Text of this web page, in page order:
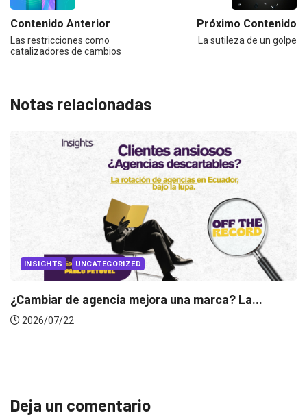
Contenido Anterior
Las restricciones como
catalizadores de cambios
Próximo Contenido
La sutileza de un golpe
Notas relacionadas
INSIGHTS
Deja un comentario